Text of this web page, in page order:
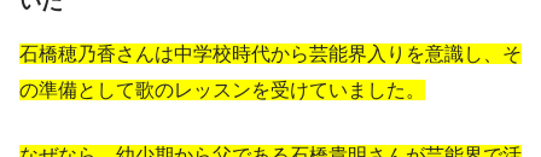
石橋穂乃香さんは中学校時代から芸能界入りを意識し、そ
の準備として歌のレッスンを受けていました。